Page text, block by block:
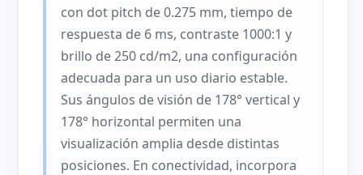
con dot pitch de 0.275 mm, tiempo de
respuesta de 6 ms, contraste 1000:1 y
brillo de 250 cd/m2, una configuración
adecuada para un uso diario estable.
Sus ángulos de visión de 178° vertical y
178° horizontal permiten una
visualización amplia desde distintas
posiciones. En conectividad, incorpora